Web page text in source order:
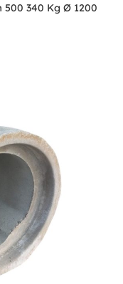
500 340 Kg Ø 1200